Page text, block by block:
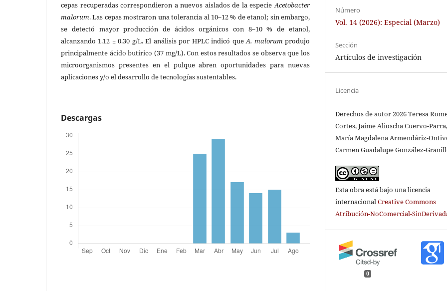
cepas recuperadas correspondieron a nuevos aislados de la especieAcetobacter
malorum. Las cepas mostraron una tolerancia al 10–12 % de etanol; sin embargo,
se detectó mayor producción de ácidos orgánicos con 8–10 % de etanol,
alcanzando 1.12 ± 0.30 g/L. El análisis por HPLC indicó queA. malorumprodujo
principalmente ácido butírico (37 mg/L). Con estos resultados se observa que los
microorganismos presentes en el pulque abren oportunidades para nuevas
aplicaciones y/o el desarrollo de tecnologías sustentables.
Descargas
Número
Vol. 14 (2026): Especial (Marzo)
Sección
Artículos de investigación
Licencia
Derechos de autor 2026 Teresa
Cortes, Jaime Alioscha Cuervo-Parra,
María Magdalena Armendáriz-
Carmen Guadalupe González-
Esta obra está bajo una licencia
internacionalCreative Commons
Atribución-NoComercial-
0